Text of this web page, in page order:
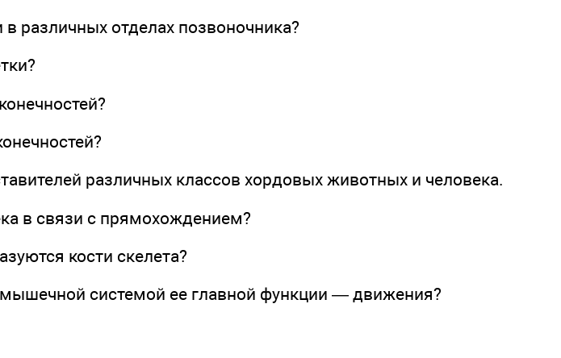
различных отделах позвоночника?
различных классов хордовых животных и человека.
в связи с прямохождением?
кости скелета?
мышечной системой ее главной функции — движения?